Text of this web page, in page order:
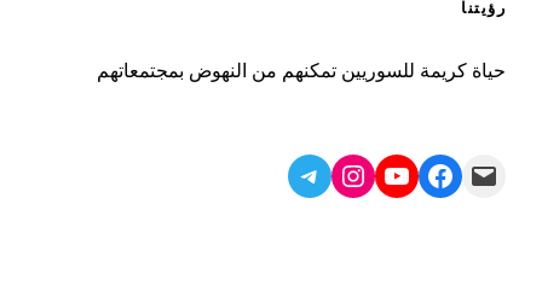
رؤيتنا
حياة كريمة للسوريين تمكنهم من النهوض بمجتمعاتهم
Mail
Facebook
YouTube
Instagram
Telegram